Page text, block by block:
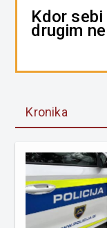
Kdor
drugim
Kronika